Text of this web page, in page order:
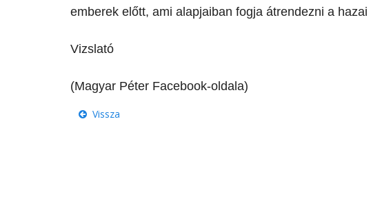
emberek előtt, ami alapjaiban fogja átrendezni a
Vizslató
(Magyar Péter Facebook-oldala)
Vissza